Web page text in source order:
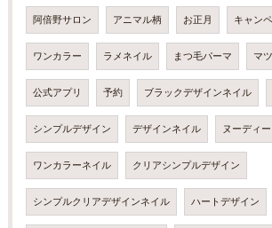
阿倍野サロン アニマル柄 お正月 キャン
ワンカラー ラメネイル まつ毛パーマ マ
公式アプリ 予約 ブラックデザインネイル
シンプルデザイン デザインネイル ヌーディー
ワンカラーネイル クリアシンプルデザイン
シンプルクリアデザインネイル ハートデザイン